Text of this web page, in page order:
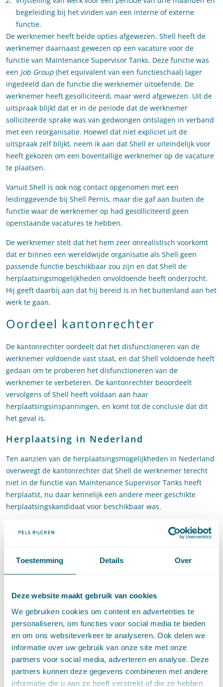
Toestemming Details Over
Deze website maakt gebruik van cookies
We gebruiken cookies om content en advertenties te
personaliseren, om functies voor social media te bieden
en om ons websiteverkeer te analyseren. Ook delen we
informatie over uw gebruik van onze site met onze
partners voor social media, adverteren en analyse. Deze
partners kunnen deze gegevens combineren met andere
informatie die u aan ze heeft verstrekt of die ze hebben
begeleiding bij het vinden van een interne of externe
functie.
De werknemer heeft beide opties afgewezen. Shell heeft de
werknemer daarnaast gewezen op een vacature voor de
functie van Maintenance Supervisor Tanks. Deze functie was
een Job Group (het equivalent van een functieschaal) lager
ingedeeld dan de functie die werknemer uitoefende. De
werknemer heeft gesolliciteerd, maar werd afgewezen. Uit de
uitspraak blijkt dat er in de periode dat de werknemer
solliciteerde sprake was van gedwongen ontslagen in verband
met een reorganisatie. Hoewel dat niet expliciet uit de
uitspraak zelf blijkt, neem ik aan dat Shell er uiteindelijk voor
heeft gekozen om een boventallige werknemer op de vacature
te plaatsen.
Vanuit Shell is ook nog contact opgenomen met een
leidinggevende bij Shell Pernis, maar die gaf aan buiten de
functie waar de werknemer op had gesolliciteerd geen
openstaande vacatures te hebben.
De werknemer stelt dat het hem zeer onrealistisch voorkomt
dat er binnen een wereldwijde organisatie als Shell geen
passende functie beschikbaar zou zijn en dat Shell de
herplaatsingsmogelijkheden onvoldoende heeft onderzocht.
Hij geeft daarbij aan dat hij bereid is in het buitenland aan het
werk te gaan.
Oordeel kantonrechter
De kantonrechter oordeelt dat het disfunctioneren van de
werknemer voldoende vast staat, en dat Shell voldoende heeft
gedaan om te proberen het disfunctioneren van de
werknemer te verbeteren. De kantonrechter beoordeelt
vervolgens of Shell heeft voldaan aan haar
herplaatsingsinspanningen, en komt tot de conclusie dat dit
het geval is.
Herplaatsing in Nederland
Ten aanzien van de herplaatsingsmogelijkheden in Nederland
overweegt de kantonrechter dat Shell de werknemer terecht
niet in de functie van Maintenance Supervisor Tanks heeft
herplaatst, nu daar kennelijk een andere meer geschikte
herplaatsingskandidaat voor beschikbaar was.
overweegt de kantonrechter het volgende:
“Ten aanzien van mogelijke functies in het buitenland geeft
zeer waarschijnlijk bij een joint venture. Joint ventures nemen
volgens haar geen expats aan met een IPF lager dan 1.0 zoals
[verweerder].
Noot FvH: IPF verwijst naar het begrip Individual Performance
Factor. Dit is een relatieve beoordeling van het functioneren
van de medewerkers ten opzichte van directe collega’s met
vergelijkbare functies. De score kan zijn gelegen tussen 0 en